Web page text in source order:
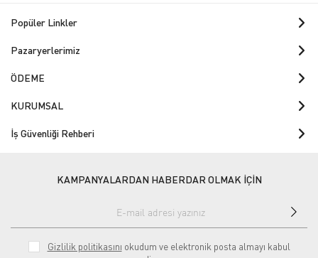
Popüler Linkler
Pazaryerlerimiz
ÖDEME
KURUMSAL
İş Güvenliği Rehberi
KAMPANYALARDAN HABERDAR OLMAK İÇİN
Gizlilik politikasını okudum ve elektronik posta almayı kabul